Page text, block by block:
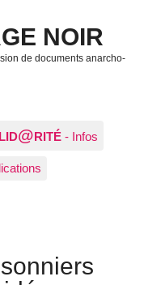
NOIR
de documents anarcho-
@RITÉ - Infos